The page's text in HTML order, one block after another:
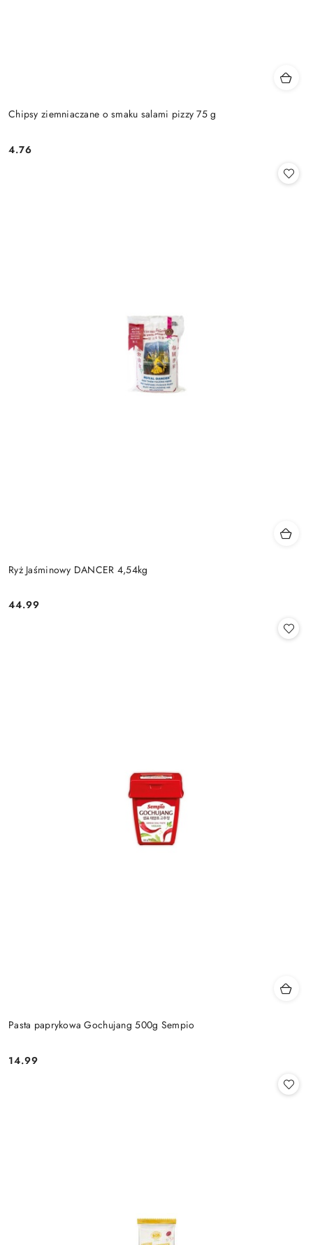
Chipsy ziemniaczane o smaku salami pizzy 75 g
Cena:
4.76
Ryż Jaśminowy DANCER 4,54kg
Cena:
44.99
Pasta paprykowa Gochujang 500g Sempio
Cena:
14.99